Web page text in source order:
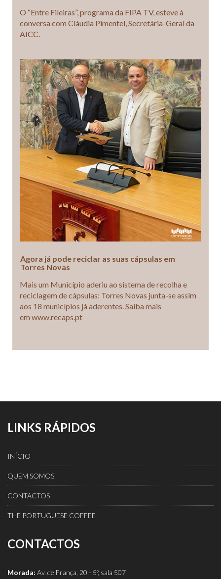
O “Entre Fileiras”, programa da FIPA TV, esteve à
conversa com Cláudia Pimentel, Secretária-Geral da
AICC.
Agora já pode reciclar as suas cápsulas em
Torres Novas
Mais um Município aderiu ao sistema de recolha e
reciclagem de cápsulas: Torres Novas junta-se assim
aos 18 municípios já aderentes. Saiba mais
em www.recaps.pt
LINKS RÁPIDOS
INÍCIO
QUEM SOMOS
CONTACTOS
THE PORTUGUESE COFFEE
CONTACTOS
Morada: Av. de França, 20 - 5º, sala 507